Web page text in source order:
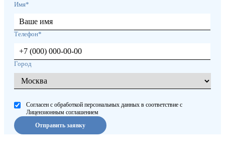
Имя*
Телефон*
Город
Согласен с обработкой персональных данных в соответствие с
Лицензионным соглашением
Отправить заявку